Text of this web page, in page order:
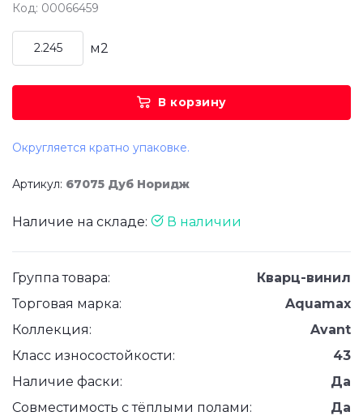
Код: 00066459
м2
В корзину
Округляется кратно упаковке.
Артикул: 67075 Дуб Норидж
Наличие на складе: В наличии
Группа товара:
Кварц-винил
Торговая марка:
Aquamax
Коллекция:
Avant
Класс износостойкости:
43
Наличие фаски:
Да
Совместимость с тёплыми полами:
Да